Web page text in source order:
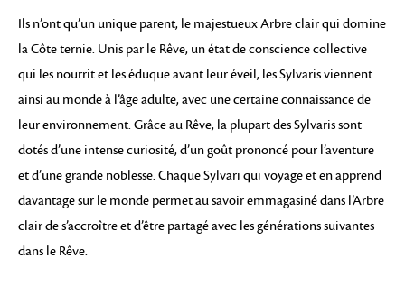
Ils n’ont qu’un unique parent, le majestueux Arbre clair qui domine
la Côte ternie. Unis par le Rêve, un état de conscience collective
qui les nourrit et les éduque avant leur éveil, les Sylvaris viennent
ainsi au monde à l’âge adulte, avec une certaine connaissance de
leur environnement. Grâce au Rêve, la plupart des Sylvaris sont
dotés d’une intense curiosité, d’un goût prononcé pour l’aventure
et d’une grande noblesse. Chaque Sylvari qui voyage et en apprend
davantage sur le monde permet au savoir emmagasiné dans l’Arbre
clair de s’accroître et d’être partagé avec les générations suivantes
dans le Rêve.